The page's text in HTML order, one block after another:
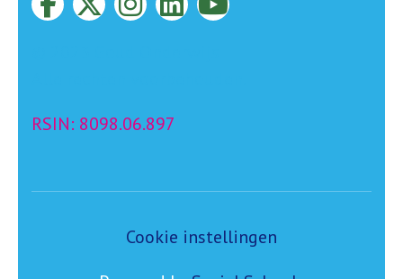
RSIN: 8098.06.897
Cookie instellingen